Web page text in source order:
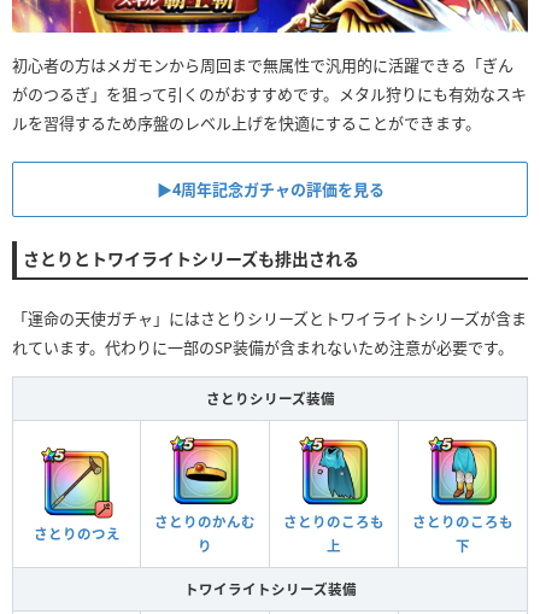
初心者の方はメガモンから周回まで無属性で汎用的に活躍できる「ぎん
がのつるぎ」を狙って引くのがおすすめです。メタル狩りにも有効なスキ
ルを習得するため序盤のレベル上げを快適にすることができます。
▶︎4周年記念ガチャの評価を見る
さとりとトワイライトシリーズも排出される
「運命の天使ガチャ」にはさとりシリーズとトワイライトシリーズが含ま
れています。代わりに一部のSP装備が含まれないため注意が必要です。
さとりシリーズ装備
さとりのつえ
さとりのかんむ
り
さとりのころも
上
さとりのころも
下
トワイライトシリーズ装備